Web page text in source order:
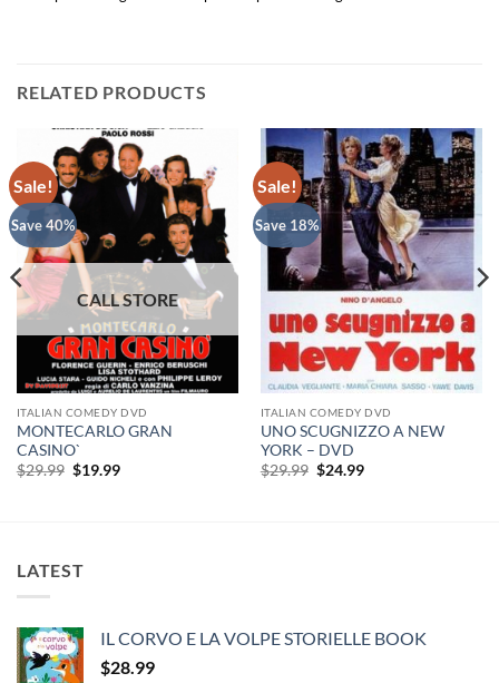
RELATED PRODUCTS
Sale!
Save 40%
ITALIAN COMEDY DVD
MONTECARLO GRAN
CASINO`
$29.99 Original
$19.99Current
Sale!
Save 18%
ITALIAN COMEDY DVD
UNO SCUGNIZZO A NEW
YORK – DVD
$29.99 Original
$24.99Current
LATEST
IL CORVO E LA VOLPE STORIELLE BOOK
$28.99